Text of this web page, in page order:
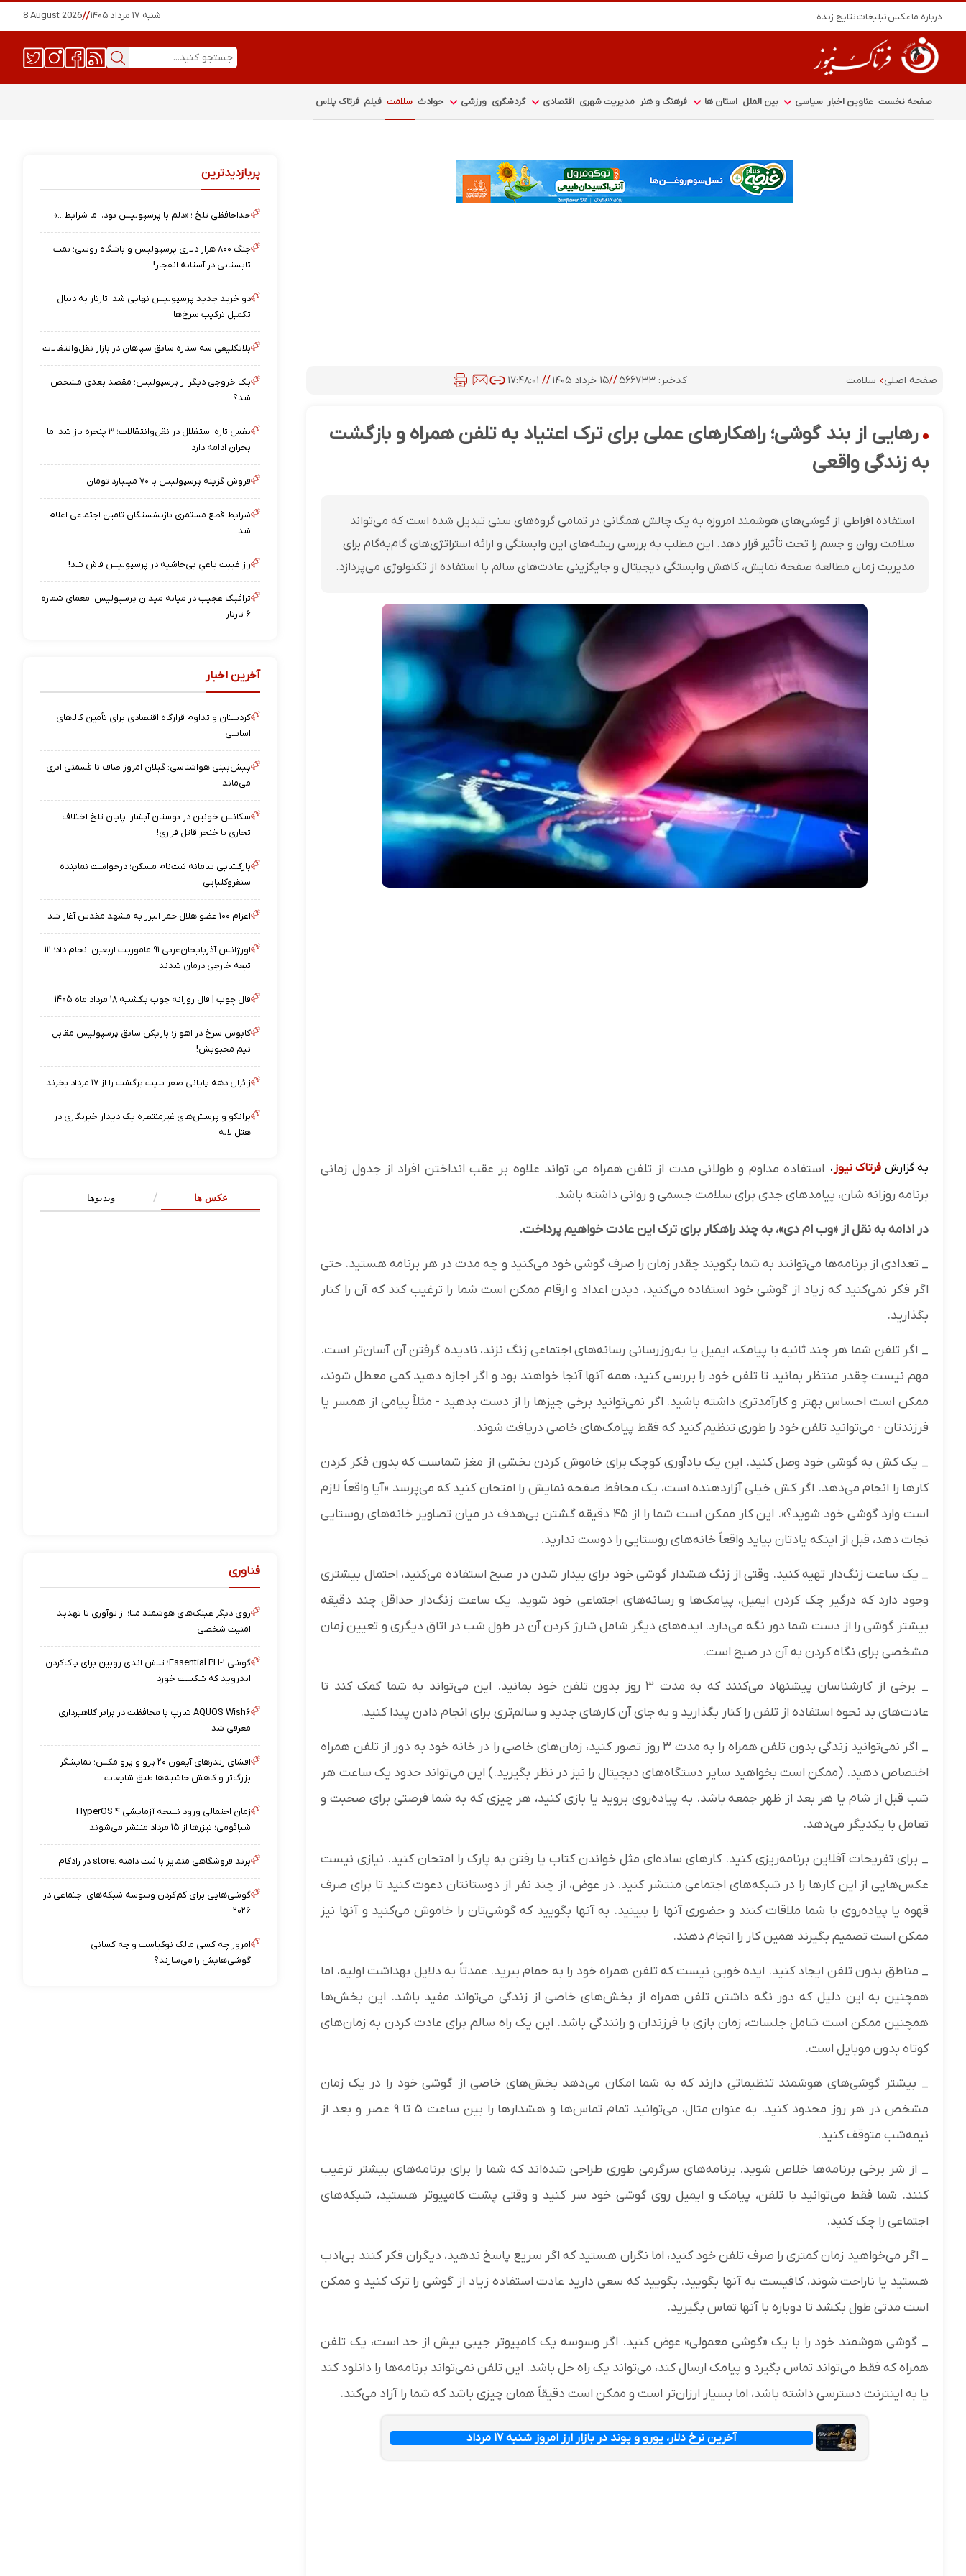
درباره ماعکستبلیغاتنتایج زنده شنبه ۱۷ مرداد ۱۴۰۵ //
8 August 2026
صفحه نخست عناوین اخبار سیاسی بین الملل استان ها فرهنگ و هنر مدیریت شهری اقتصادی گردشگری ورزشی حوادث سلامت فیلم فرتاک پلاس
صفحه اصلی سلامت کدخبر: ۵۶۶۷۳۳ //۱۵ خرداد ۱۴۰۵ // ۱۷:۴۸:۰۱
رهایی از بند گوشی؛ راهکارهای عملی برای ترک اعتیاد به تلفن همراه و بازگشت
به زندگی واقعی
استفاده افراطی از گوشی‌های هوشمند امروزه به یک چالش همگانی در تمامی گروه‌های سنی تبدیل شده است که می‌تواند
سلامت روان و جسم را تحت تأثیر قرار دهد. این مطلب به بررسی ریشه‌های این وابستگی و ارائه استراتژی‌های گام‌به‌گام برای
مدیریت زمان مطالعه صفحه نمایش، کاهش وابستگی دیجیتال و جایگزینی عادت‌های سالم با استفاده از تکنولوژی می‌پردازد.
به گزارش فرتاک نیوز ، استفاده مداوم و طولانی مدت از تلفن همراه می تواند علاوه بر عقب انداختن افراد از جدول زمانی
برنامه روزانه شان، پیامدهای جدی برای سلامت جسمی و روانی داشته باشد.
در ادامه به نقل از «وب ام دی»، به چند راهکار برای ترک این عادت خواهیم پرداخت.
_ تعدادی از برنامه‌ها می‌توانند به شما بگویند چقدر زمان را صرف گوشی خود می‌کنید و چه مدت در هر برنامه هستید. حتی
اگر فکر نمی‌کنید که زیاد از گوشی خود استفاده می‌کنید، دیدن اعداد و ارقام ممکن است شما را ترغیب کند که آن را کنار
بگذارید.
_ اگر تلفن شما هر چند ثانیه با پیامک، ایمیل یا به‌روزرسانی رسانه‌های اجتماعی زنگ نزند، نادیده گرفتن آن آسان‌تر است.
مهم نیست چقدر منتظر بمانید تا تلفن خود را بررسی کنید، همه آنها آنجا خواهند بود و اگر اجازه دهید کمی معطل شوند،
ممکن است احساس بهتر و کارآمدتری داشته باشید. اگر نمی‌توانید برخی چیزها را از دست بدهید - مثلاً پیامی از همسر یا
فرزندتان - می‌توانید تلفن خود را طوری تنظیم کنید که فقط پیامک‌های خاصی دریافت شوند.
_ یک کش به گوشی خود وصل کنید. این یک یادآوری کوچک برای خاموش کردن بخشی از مغز شماست که بدون فکر کردن
کارها را انجام می‌دهد. اگر کش خیلی آزاردهنده است، یک محافظ صفحه نمایش را امتحان کنید که می‌پرسد «آیا واقعاً لازم
است وارد گوشی خود شوید؟». این کار ممکن است شما را از ۴۵ دقیقه گشتن بی‌هدف در میان تصاویر خانه‌های روستایی
نجات دهد، قبل از اینکه یادتان بیاید واقعاً خانه‌های روستایی را دوست ندارید.
_ یک ساعت زنگ‌دار تهیه کنید. وقتی از زنگ هشدار گوشی خود برای بیدار شدن در صبح استفاده می‌کنید، احتمال بیشتری
وجود دارد که درگیر چک کردن ایمیل، پیامک‌ها و رسانه‌های اجتماعی خود شوید. یک ساعت زنگ‌دار حداقل چند دقیقه
بیشتر گوشی را از دست شما دور نگه می‌دارد. ایده‌های دیگر شامل شارژ کردن آن در طول شب در اتاق دیگری و تعیین زمان
مشخصی برای نگاه کردن به آن در صبح است.
_ برخی از کارشناسان پیشنهاد می‌کنند که به مدت ۳ روز بدون تلفن خود بمانید. این می‌تواند به شما کمک کند تا
عادت‌های بد نحوه استفاده از تلفن را کنار بگذارید و به جای آن کارهای جدید و سالم‌تری برای انجام دادن پیدا کنید.
_ اگر نمی‌توانید زندگی بدون تلفن همراه را به مدت ۳ روز تصور کنید، زمان‌های خاصی را در خانه خود به دور از تلفن همراه
اختصاص دهید. (ممکن است بخواهید سایر دستگاه‌های دیجیتال را نیز در نظر بگیرید.) این می‌تواند حدود یک ساعت هر
شب قبل از شام یا هر بعد از ظهر جمعه باشد. به پیاده‌روی بروید یا بازی کنید، هر چیزی که به شما فرصتی برای صحبت و
تعامل با یکدیگر می‌دهد.
_ برای تفریحات آفلاین برنامه‌ریزی کنید. کارهای ساده‌ای مثل خواندن کتاب یا رفتن به پارک را امتحان کنید. نیازی نیست
عکس‌هایی از این کارها را در شبکه‌های اجتماعی منتشر کنید. در عوض، از چند نفر از دوستانتان دعوت کنید تا برای صرف
قهوه یا پیاده‌روی با شما ملاقات کنند و حضوری آنها را ببینید. به آنها بگویید که گوشی‌تان را خاموش می‌کنید و آنها نیز
ممکن است تصمیم بگیرند همین کار را انجام دهند.
_ مناطق بدون تلفن ایجاد کنید. ایده خوبی نیست که تلفن همراه خود را به حمام ببرید. عمدتاً به دلایل بهداشت اولیه، اما
همچنین به این دلیل که دور نگه داشتن تلفن همراه از بخش‌های خاصی از زندگی می‌تواند مفید باشد. این بخش‌ها
همچنین ممکن است شامل جلسات، زمان بازی با فرزندان و رانندگی باشد. این یک راه سالم برای عادت کردن به زمان‌های
کوتاه بدون موبایل است.
_ بیشتر گوشی‌های هوشمند تنظیماتی دارند که به شما امکان می‌دهد بخش‌های خاصی از گوشی خود را در یک زمان
مشخص در هر روز محدود کنید. به عنوان مثال، می‌توانید تمام تماس‌ها و هشدارها را بین ساعت ۵ تا ۹ عصر و بعد از
نیمه‌شب متوقف کنید.
_ از شر برخی برنامه‌ها خلاص شوید. برنامه‌های سرگرمی طوری طراحی شده‌اند که شما را برای برنامه‌های بیشتر ترغیب
کنند. شما فقط می‌توانید با تلفن، پیامک و ایمیل روی گوشی خود سر کنید و وقتی پشت کامپیوتر هستید، شبکه‌های
اجتماعی را چک کنید.
_ اگر می‌خواهید زمان کمتری را صرف تلفن خود کنید، اما نگران هستید که اگر سریع پاسخ ندهید، دیگران فکر کنند بی‌ادب
هستید یا ناراحت شوند، کافیست به آنها بگویید. بگویید که سعی دارید عادت استفاده زیاد از گوشی را ترک کنید و ممکن
است مدتی طول بکشد تا دوباره با آنها تماس بگیرید.
_ گوشی هوشمند خود را با یک «گوشی معمولی» عوض کنید. اگر وسوسه یک کامپیوتر جیبی بیش از حد است، یک تلفن
همراه که فقط می‌تواند تماس بگیرد و پیامک ارسال کند، می‌تواند یک راه حل باشد. این تلفن نمی‌تواند برنامه‌ها را دانلود کند
یا به اینترنت دسترسی داشته باشد، اما بسیار ارزان‌تر است و ممکن است دقیقاً همان چیزی باشد که شما را آزاد می‌کند.
آخرین نرخ دلار، یورو و پوند در بازار ارز امروز شنبه ۱۷ مرداد
پربازدیدترین
خداحافظی تلخ ؛ «دلم با پرسپولیس بود، اما شرایط…»
جنگ ۸۰۰ هزار دلاری پرسپولیس و باشگاه روسی؛ بمب
تابستانی در آستانه انفجار!
دو خرید جدید پرسپولیس نهایی شد؛ تارتار به دنبال
تکمیل ترکیب سرخ‌ها
بلاتکلیفی سه ستاره سابق سپاهان در بازار نقل‌وانتقالات
یک خروجی دیگر از پرسپولیس؛ مقصد بعدی مشخص
شد؟
نفس تازه استقلال در نقل‌وانتقالات؛ ۳ پنجره باز شد اما
بحران ادامه دارد
فروش گزینه پرسپولیس با ۷۰ میلیارد تومان
شرایط قطع مستمری بازنشستگان تامین اجتماعی اعلام
شد
راز غیبت یاغیِ بی‌حاشیه در پرسپولیس فاش شد!
ترافیک عجیب در میانه میدان پرسپولیس؛ معمای شماره
۶ تارتار
آخرین اخبار
کردستان و تداوم قرارگاه اقتصادی برای تأمین کالاهای
اساسی
پیش‌بینی هواشناسی: گیلان امروز صاف تا قسمتی ابری
می‌ماند
سکانس خونین در بوستان آبشار؛ پایان تلخ اختلاف
تجاری با خنجر قاتل فراری!
بازگشایی سامانه ثبت‌نام مسکن؛ درخواست نماینده
سنقروکلیایی
اعزام ۱۰۰ عضو هلال‌احمر البرز به مشهد مقدس آغاز شد
اورژانس آذربایجان‌غربی ۹۱ ماموریت اربعین انجام داد؛ ۱۱۱
تبعه خارجی درمان شدند
فال چوب | فال روزانه چوب یکشنبه ۱۸ مرداد ماه ۱۴۰۵
کابوس سرخ در اهواز؛ بازیکن سابق پرسپولیس مقابل
تیم محبوبش!
زائران دهه پایانی صفر بلیت برگشت را از ۱۷ مرداد بخرند
برانکو و پرسش‌های غیرمنتظره یک دیدار خبرنگاری در
هتل لاله
عکس ها ویدیوها
فناوری
روی دیگر عینک‌های هوشمند متا؛ از نوآوری تا تهدید
امنیت شخصی
گوشی Essential PH-۱؛ تلاش اندی روبین برای پاک‌کردن
اندروید که شکست خورد
AQUOS Wish۶ شارپ با محافظت در برابر کلاهبرداری
معرفی شد
افشای رندرهای آیفون ۲۰ پرو و پرو مکس؛ نمایشگر
بزرگ‌تر و کاهش حاشیه‌ها طبق شایعات
زمان احتمالی ورود نسخه آزمایشی HyperOS ۴
شیائومی؛ تیزرها از ۱۵ مرداد منتشر می‌شوند
برند فروشگاهی متمایز با ثبت دامنه .store در رادکام
گوشی‌هایی برای کم‌کردن وسوسه شبکه‌های اجتماعی در
۲۰۲۶
امروز چه کسی مالک نوکیاست و چه کسانی
گوشی‌هایش را می‌سازند؟